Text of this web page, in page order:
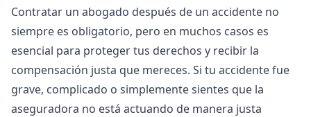
Contratar un abogado después de un accidente no
siempre es obligatorio, pero en muchos casos es
esencial para proteger tus derechos y recibir la
compensación justa que mereces. Si tu accidente fue
grave, complicado o simplemente sientes que la
aseguradora no está actuando de manera justa